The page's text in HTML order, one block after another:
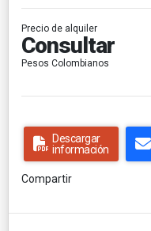
Precio de alquiler
Consultar
Pesos Colombianos
Descargar
información
Compartir